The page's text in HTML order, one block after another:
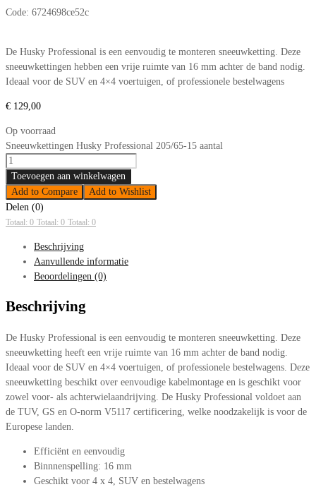
Code: 6724698ce52c
De Husky Professional is een eenvoudig te monteren sneeuwketting. Deze
sneeuwkettingen hebben een vrije ruimte van 16 mm achter de band nodig.
Ideaal voor de SUV en 4×4 voertuigen, of professionele bestelwagens
€ 129,00
Op voorraad
Sneeuwkettingen Husky Professional 205/65-15 aantal
Toevoegen aan winkelwagen
Add to Compare
Add to Wishlist
Delen (0)
Totaal: 0 Totaal: 0 Totaal: 0
Beschrijving
Aanvullende informatie
Beoordelingen (0)
Beschrijving
De Husky Professional is een eenvoudig te monteren sneeuwketting. Deze
sneeuwketting heeft een vrije ruimte van 16 mm achter de band nodig.
Ideaal voor de SUV en 4×4 voertuigen, of professionele bestelwagens. Deze
sneeuwketting beschikt over eenvoudige kabelmontage en is geschikt voor
zowel voor- als achterwielaandrijving. De Husky Professional voldoet aan
de TUV, GS en O-norm V5117 certificering, welke noodzakelijk is voor de
Europese landen.
Efficiënt en eenvoudig
Binnnenspelling: 16 mm
Geschikt voor 4 x 4, SUV en bestelwagens